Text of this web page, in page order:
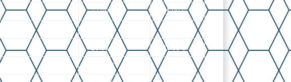
17.00 €
15.00 €
22.00 €
28.00 €
25.00 €
18.00 €